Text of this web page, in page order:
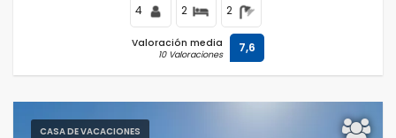
4 2 2
Valoración media
10 Valoraciones 7,6
CASA DE VACACIONES